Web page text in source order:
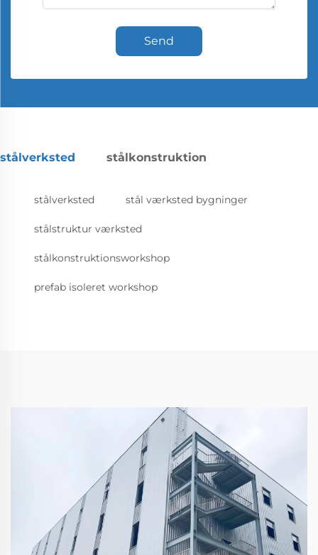
Send
stålverksted stålkonstruktion
stålverksted stål værksted bygninger
stålstruktur værksted
stålkonstruktionsworkshop
prefab isoleret workshop